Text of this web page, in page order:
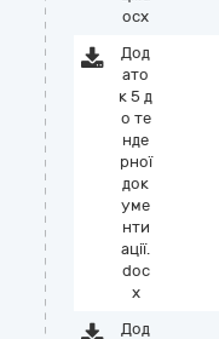
ocx
Дод
ато
к 5 д
о те
нде
рної
док
уме
нти
ації.
doc
x
Дод